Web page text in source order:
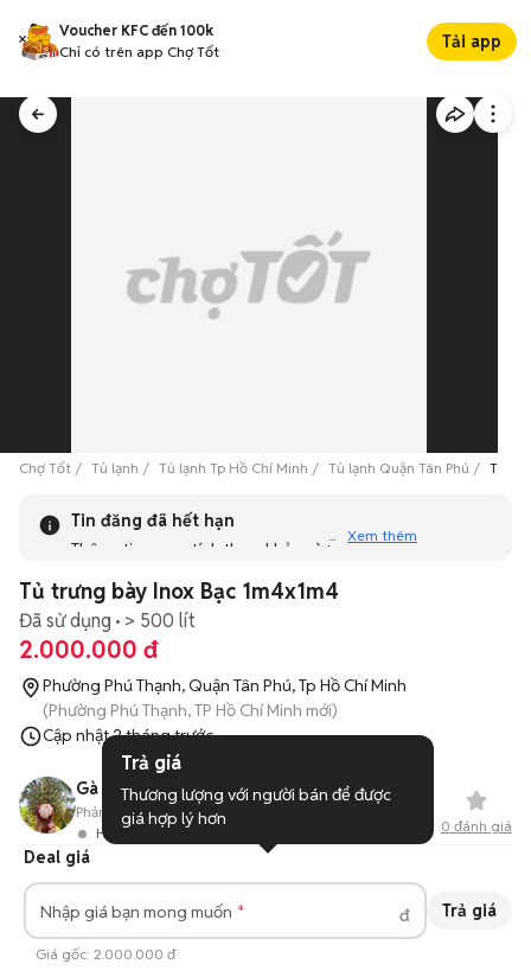
Voucher KFC đến 100k
Chỉ có trên app Chợ Tốt
Tải app
Chợ Tốt Tủ lạnh Tủ lạnh Tp Hồ Chí Minh Tủ lạnh Quận Tân Phú Tủ
Tin đăng đã hết hạn
Thông tin mang tính tham khảo và bạn không thể liên hệ
tương tự khác dưới đây nhé!
Xem thêm
Tủ trưng bày Inox Bạc 1m4x1m4
Đã sử dụng > 500 lít
2.000.000 đ
Phường Phú Thạnh, Quận Tân Phú, Tp Hồ Chí Minh
(Phường Phú Thạnh, TP Hồ Chí Minh mới)
Cập nhật2 tháng trước
Gà chíp
Hoạt động 4 giờ trước
Phản hồi: -- 0Đã bán
0 đánh giá
Deal giá
Nhập giá bạn mong muốn đ Trả giá
Giá gốc: 2.000.000 đ
Trả giá
Thương lượng với người bán để được
giá hợp lý hơn